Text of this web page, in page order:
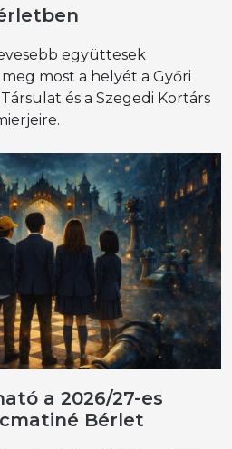
együttesek
most a helyét a Győri
és a Szegedi Kortárs
a 2026/27-es
Bérlet